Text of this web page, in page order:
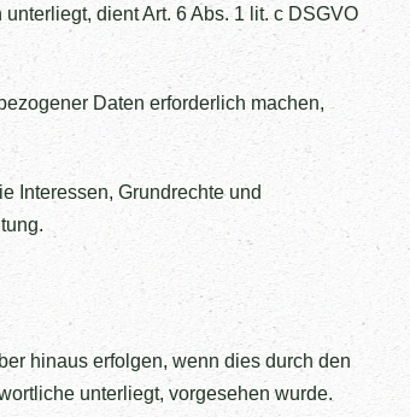
dient Art. 6 Abs. 1 lit. c DSGVO
Daten erforderlich machen,
Interessen, Grundrechte und
hinaus erfolgen, wenn dies durch den
unterliegt, vorgesehen wurde.